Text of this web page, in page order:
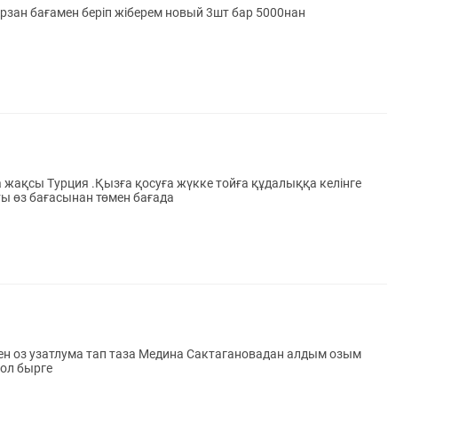
бағамен беріп жіберем новый 3шт бар 5000нан
Турция .Қызға қосуға жүкке тойға құдалыққа келінге
өз бағасынан төмен бағада
оз узатлума тап таза Медина Сактагановадан алдым озым
бырге